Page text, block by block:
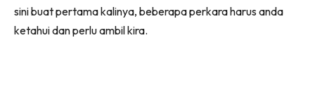
sini buat pertama kalinya, beberapa perkara harus anda
ketahui dan perlu ambil kira.